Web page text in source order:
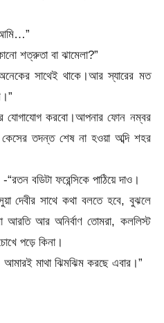
শত্রুতা বা ঝামেলা?”
সাথেই থাকে।আর স্যারের মত
যোগাযোগ করবো।আপনার ফোন নম্বর
তদন্ত শেষ না হওয়া অব্দি শহর
বডিটা ফরেন্সিকে পাঠিয়ে দাও।
দেবীর সাথে কথা বলতে হবে, বুঝলে
আর অনির্বাণ তোমরা, কললিস্ট
পড়ে কিনা।
মাথা ঝিমঝিম করছে এবার।”